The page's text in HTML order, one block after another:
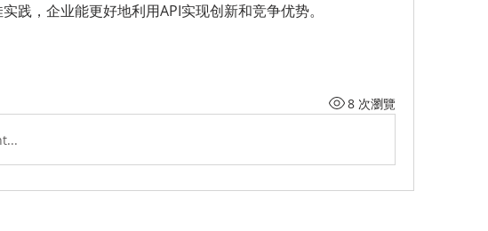
践，企业能更好地利用API实现创新和竞争优势。
8 次瀏覽